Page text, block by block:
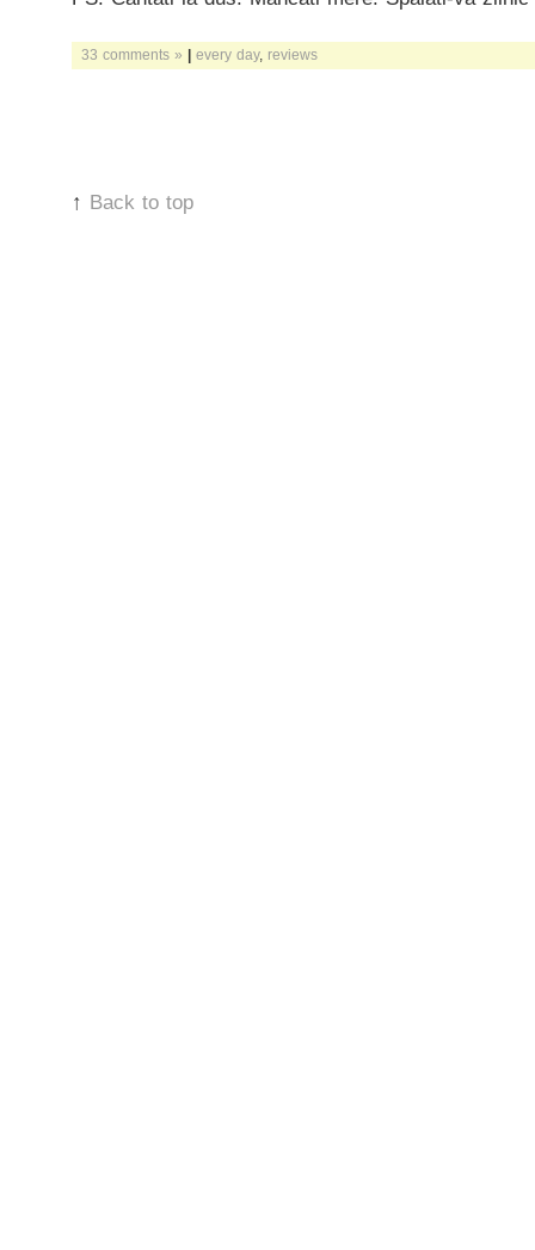
33 comments » | every day, reviews
↑ Back to top